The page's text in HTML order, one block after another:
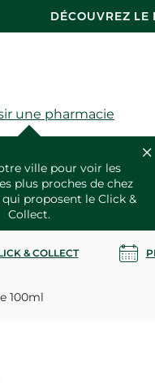
DÉCOUVREZ LE
une pharmacie
ville pour voir les
plus proches de chez
proposent le Click &
Collect.
NOS SERVICES
SANTÉ
& COLLECT
100ml